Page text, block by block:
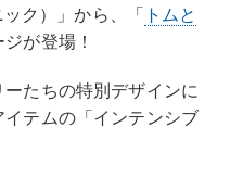
ク）」から、「 トムと
が登場！
たちの特別デザインに
テムの「インテンシブ